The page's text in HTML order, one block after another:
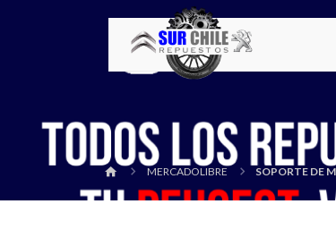
MERCADOLIBRE SOPORTE DE